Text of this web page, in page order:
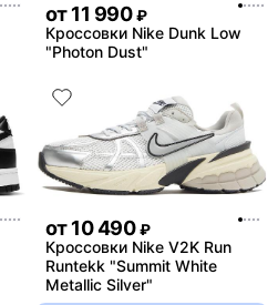
от11 990 ₽
Кроссовки Nike Dunk Low
"Photon Dust"
от10 490 ₽
Кроссовки Nike V2K Run
Runtekk "Summit White
Metallic Silver"